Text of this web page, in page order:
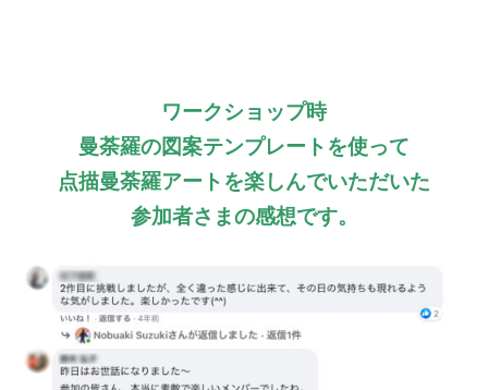
ワークショップ時
曼荼羅の図案テンプレートを使って
点描曼荼羅アートを楽しんでいただいた
参加者さまの感想です。